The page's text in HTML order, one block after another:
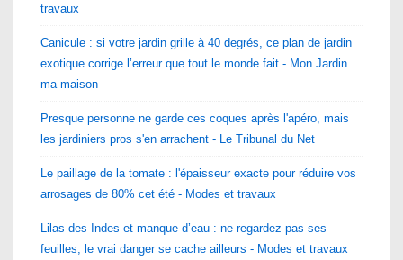
travaux
Canicule : si votre jardin grille à 40 degrés, ce plan de jardin
exotique corrige l’erreur que tout le monde fait - Mon Jardin
ma maison
Presque personne ne garde ces coques après l'apéro, mais
les jardiniers pros s'en arrachent - Le Tribunal du Net
Le paillage de la tomate : l'épaisseur exacte pour réduire vos
arrosages de 80% cet été - Modes et travaux
Lilas des Indes et manque d’eau : ne regardez pas ses
feuilles, le vrai danger se cache ailleurs - Modes et travaux